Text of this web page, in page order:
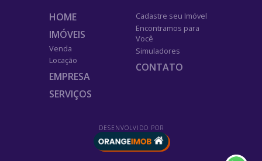
HOME
IMÓVEIS
Venda
Locação
EMPRESA
SERVIÇOS
Cadastre seu Imóvel
Encontramos para
Você
Simuladores
CONTATO
DESENVOLVIDO POR